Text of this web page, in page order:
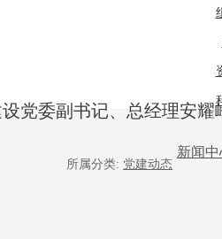
新闻中
党委副书记、总经理安耀
所属分类: 党建动态